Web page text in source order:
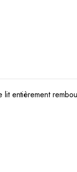
entièrement